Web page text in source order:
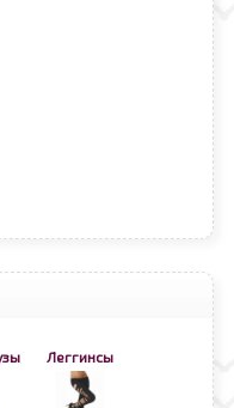
Леггинсы